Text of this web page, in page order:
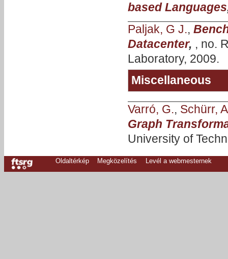
based Languages
Paljak, G J.,
Datacenter, , no.
Laboratory, 2009.
Miscellaneous
Varró, G., Schürr,
Graph
University of
Oldaltérkép Megközelítés Levél a webmesternek